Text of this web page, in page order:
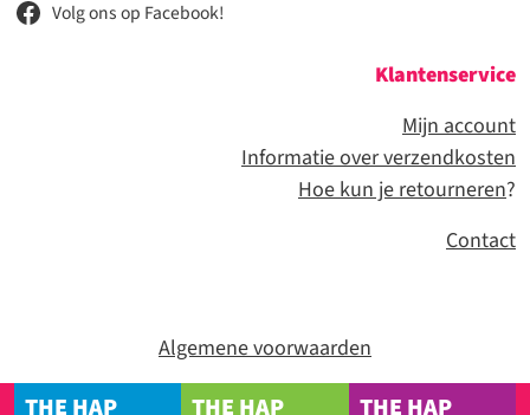
Volg ons op Facebook!
Klantenservice
Mijn account
Informatie over verzendkosten
Hoe kun je retourneren?
Contact
Algemene voorwaarden
THE HAP THE HAP THE HAP